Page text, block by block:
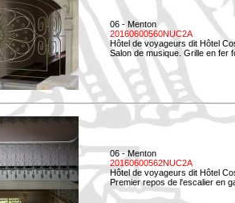
06 - Menton
20160600560NUC2A
Hôtel de voyageurs dit Hôtel
Salon de musique. Grille en fer
06 - Menton
20160600562NUC2A
Hôtel de voyageurs dit Hôtel
Premier repos de l'escalier en